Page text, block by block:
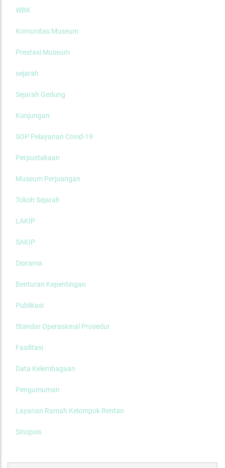
WBK
Komunitas Museum
Prestasi Museum
sejarah
Sejarah Gedung
Kunjungan
SOP Pelayanan Covid-19
Perpustakaan
Museum Perjuangan
Tokoh Sejarah
LAKIP
SAKIP
Diorama
Benturan Kepentingan
Publikasi
Standar Operasional Prosedur
Fasilitasi
Data Kelembagaan
Pengumuman
Layanan Ramah Kelompok Rentan
Sinopsis